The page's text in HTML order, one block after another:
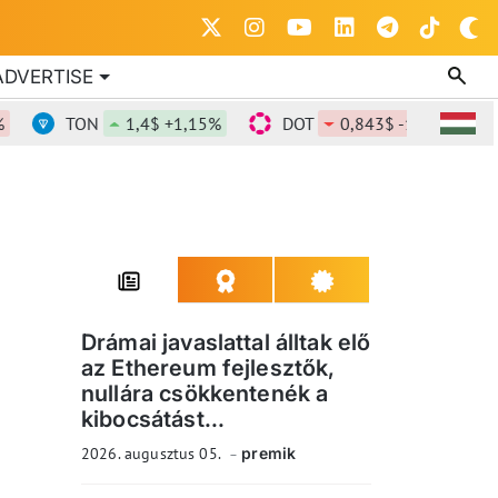
TON 1,4$ +1,15% DOT 0,843$ -1,63%
Drámai javaslattal álltak elő
az Ethereum fejlesztők,
nullára csökkentenék a
kibocsátást...
2026. augusztus 05. premik